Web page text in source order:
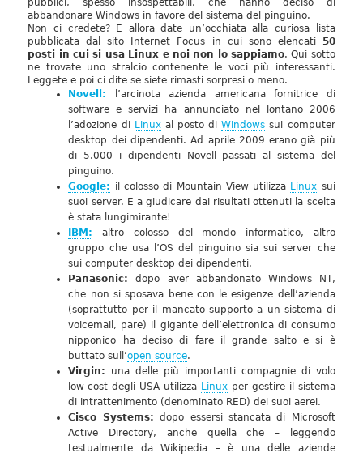
pubblici, spesso insospettabili, che hanno deciso di
abbandonare Windows in favore del sistema del pinguino.
Non ci credete? E allora date un’occhiata alla curiosa lista
pubblicata dal sito Internet Focus in cui sono elencati
50
posti in cui si usa Linux e noi non lo sappiamo. Qui sotto
ne trovate uno stralcio contenente le voci più interessanti.
Leggete e poi ci dite se siete rimasti sorpresi o meno.
Novell:
l’arcinota azienda americana fornitrice di
software e servizi ha annunciato nel lontano 2006
l’adozione di Linux al posto di Windows sui computer
desktop dei dipendenti. Ad aprile 2009 erano già più
di 5.000 i dipendenti Novell passati al sistema del
pinguino.
Google: il colosso di Mountain View utilizza Linux sui
suoi server. E a giudicare dai risultati ottenuti la scelta
è stata lungimirante!
IBM:
altro colosso del mondo informatico, altro
gruppo che usa l’OS del pinguino sia sui server che
sui computer desktop dei dipendenti.
Panasonic:
dopo aver abbandonato Windows NT,
che non si sposava bene con le esigenze dell’azienda
(soprattutto per il mancato supporto a un sistema di
voicemail, pare) il gigante dell’elettronica di consumo
nipponico ha deciso di fare il grande salto e si è
buttato sull’open source.
Virgin:
una delle più importanti compagnie di volo
low-cost degli USA utilizza Linux per gestire il sistema
di intrattenimento (denominato RED) dei suoi aerei.
Cisco Systems: dopo essersi stancata di Microsoft
Active Directory, anche quella che – leggendo
testualmente da Wikipedia – è una delle aziende